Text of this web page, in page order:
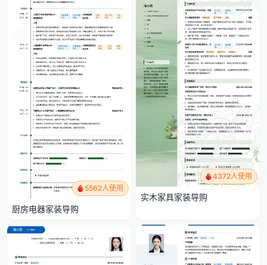
5562人使用
厨房电器家装导购
4372人使用
实木家具家装导购